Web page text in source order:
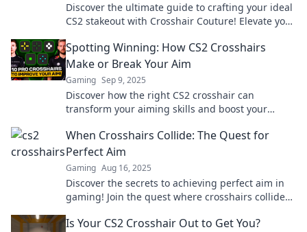
Discover the ultimate guide to crafting your ideal
CS2 stakeout with Crosshair Couture! Elevate your
Spotting Winning: How CS2 Crosshairs
Make or Break Your Aim
Gaming Sep 9, 2025
Discover how the right CS2 crosshair can
transform your aiming skills and boost your
When Crosshairs Collide: The Quest for
Perfect Aim
Gaming Aug 16, 2025
Discover the secrets to achieving perfect aim in
gaming! Join the quest where crosshairs collide
Is Your CS2 Crosshair Out to Get You?